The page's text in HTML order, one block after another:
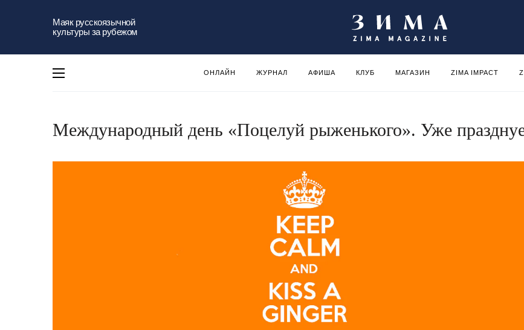
Маяк русскоязычной
культуры за рубежом
ОНЛАЙН ЖУРНАЛ АФИША КЛУБ МАГАЗИН ZIMA IMPACT
Международный день «Поцелуй рыженького». Уже